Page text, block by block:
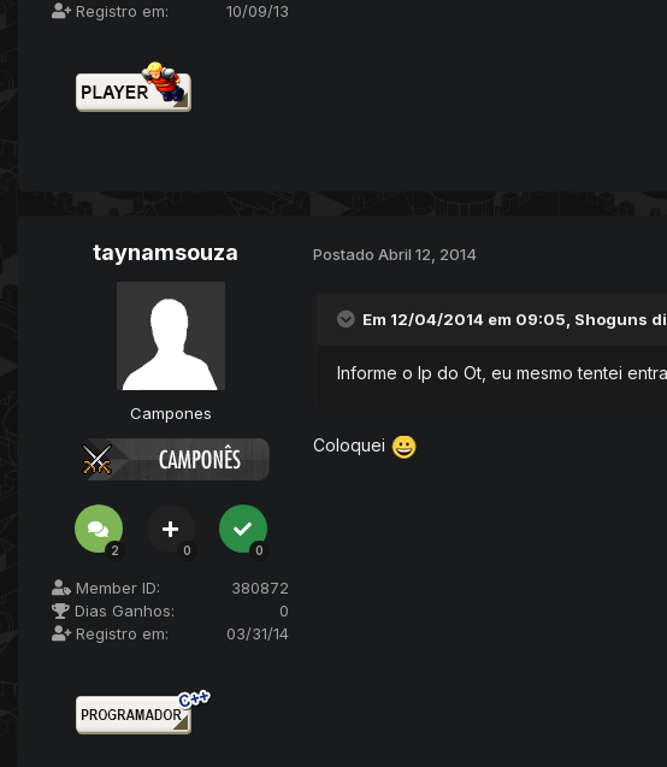
Registro em:
10/09/13
taynamsouza
Campones
2 0 0
Member ID:
380872
Dias Ganhos:
0
Registro em:
03/31/14
Postado Abril 12, 2014
Em 12/04/2014 em 09:05, Shoguns
Informe o Ip do Ot, eu mesmo tentei
Coloquei